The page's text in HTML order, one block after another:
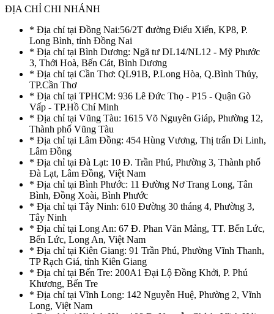
ĐỊA CHỈ CHI NHÁNH
* Địa chỉ tại Đồng Nai:56/2T đường Điểu Xiển, KP8, P.
Long Bình, tỉnh Đồng Nai
* Địa chỉ tại Bình Dương: Ngã tư DL14/NL12 - Mỹ Phước
3, Thới Hoà, Bến Cát, Bình Dương
* Địa chỉ tại Cần Thơ: QL91B, P.Long Hòa, Q.Bình Thủy,
TP.Cần Thơ
* Địa chỉ tại TPHCM: 936 Lê Đức Thọ - P15 - Quận Gò
Vấp - TP.Hồ Chí Minh
* Địa chỉ tại Vũng Tàu: 1615 Võ Nguyên Giáp, Phường 12,
Thành phố Vũng Tàu
* Địa chỉ tại Lâm Đồng: 454 Hùng Vương, Thị trấn Di Linh,
Lâm Đồng
* Địa chỉ tại Đà Lạt: 10 Đ. Trần Phú, Phường 3, Thành phố
Đà Lạt, Lâm Đồng, Việt Nam
* Địa chỉ tại Bình Phước: 11 Đường Nơ Trang Long, Tân
Bình, Đồng Xoài, Bình Phước
* Địa chỉ tại Tây Ninh: 610 Đường 30 tháng 4, Phường 3,
Tây Ninh
* Địa chỉ tại Long An: 67 Đ. Phan Văn Mảng, TT. Bến Lức,
Bến Lức, Long An, Việt Nam
* Địa chỉ tại Kiên Giang: 91 Trần Phú, Phường Vĩnh Thanh,
TP Rạch Giá, tỉnh Kiên Giang
* Địa chỉ tại Bến Tre: 200A1 Đại Lộ Đồng Khởi, P. Phú
Khương, Bến Tre
* Địa chỉ tại Vĩnh Long: 142 Nguyễn Huệ, Phường 2, Vĩnh
Long, Việt Nam